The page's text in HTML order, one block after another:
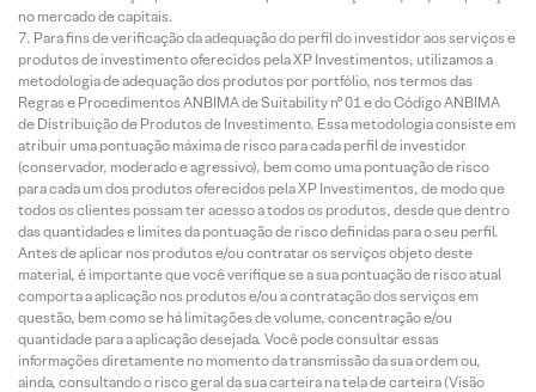
no mercado de capitais.
Para fins de verificação da adequação do perfil do investidor aos serviços e
produtos de investimento oferecidos pela XP Investimentos, utilizamos a
metodologia de adequação dos produtos por portfólio, nos termos das
Regras e Procedimentos ANBIMA de Suitability nº 01 e do Código ANBIMA
de Distribuição de Produtos de Investimento. Essa metodologia consiste em
atribuir uma pontuação máxima de risco para cada perfil de investidor
(conservador, moderado e agressivo), bem como uma pontuação de risco
para cada um dos produtos oferecidos pela XP Investimentos, de modo que
todos os clientes possam ter acesso a todos os produtos, desde que dentro
das quantidades e limites da pontuação de risco definidas para o seu perfil.
Antes de aplicar nos produtos e/ou contratar os serviços objeto deste
material, é importante que você verifique se a sua pontuação de risco atual
comporta a aplicação nos produtos e/ou a contratação dos serviços em
questão, bem como se há limitações de volume, concentração e/ou
quantidade para a aplicação desejada. Você pode consultar essas
informações diretamente no momento da transmissão da sua ordem ou,
ainda, consultando o risco geral da sua carteira na tela de carteira (Visão